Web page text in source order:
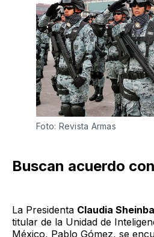
Foto: Revista Armas
Buscan acuerdo
La Presidenta Claudia
titular de la Unidad de
México, Pablo Gómez, se